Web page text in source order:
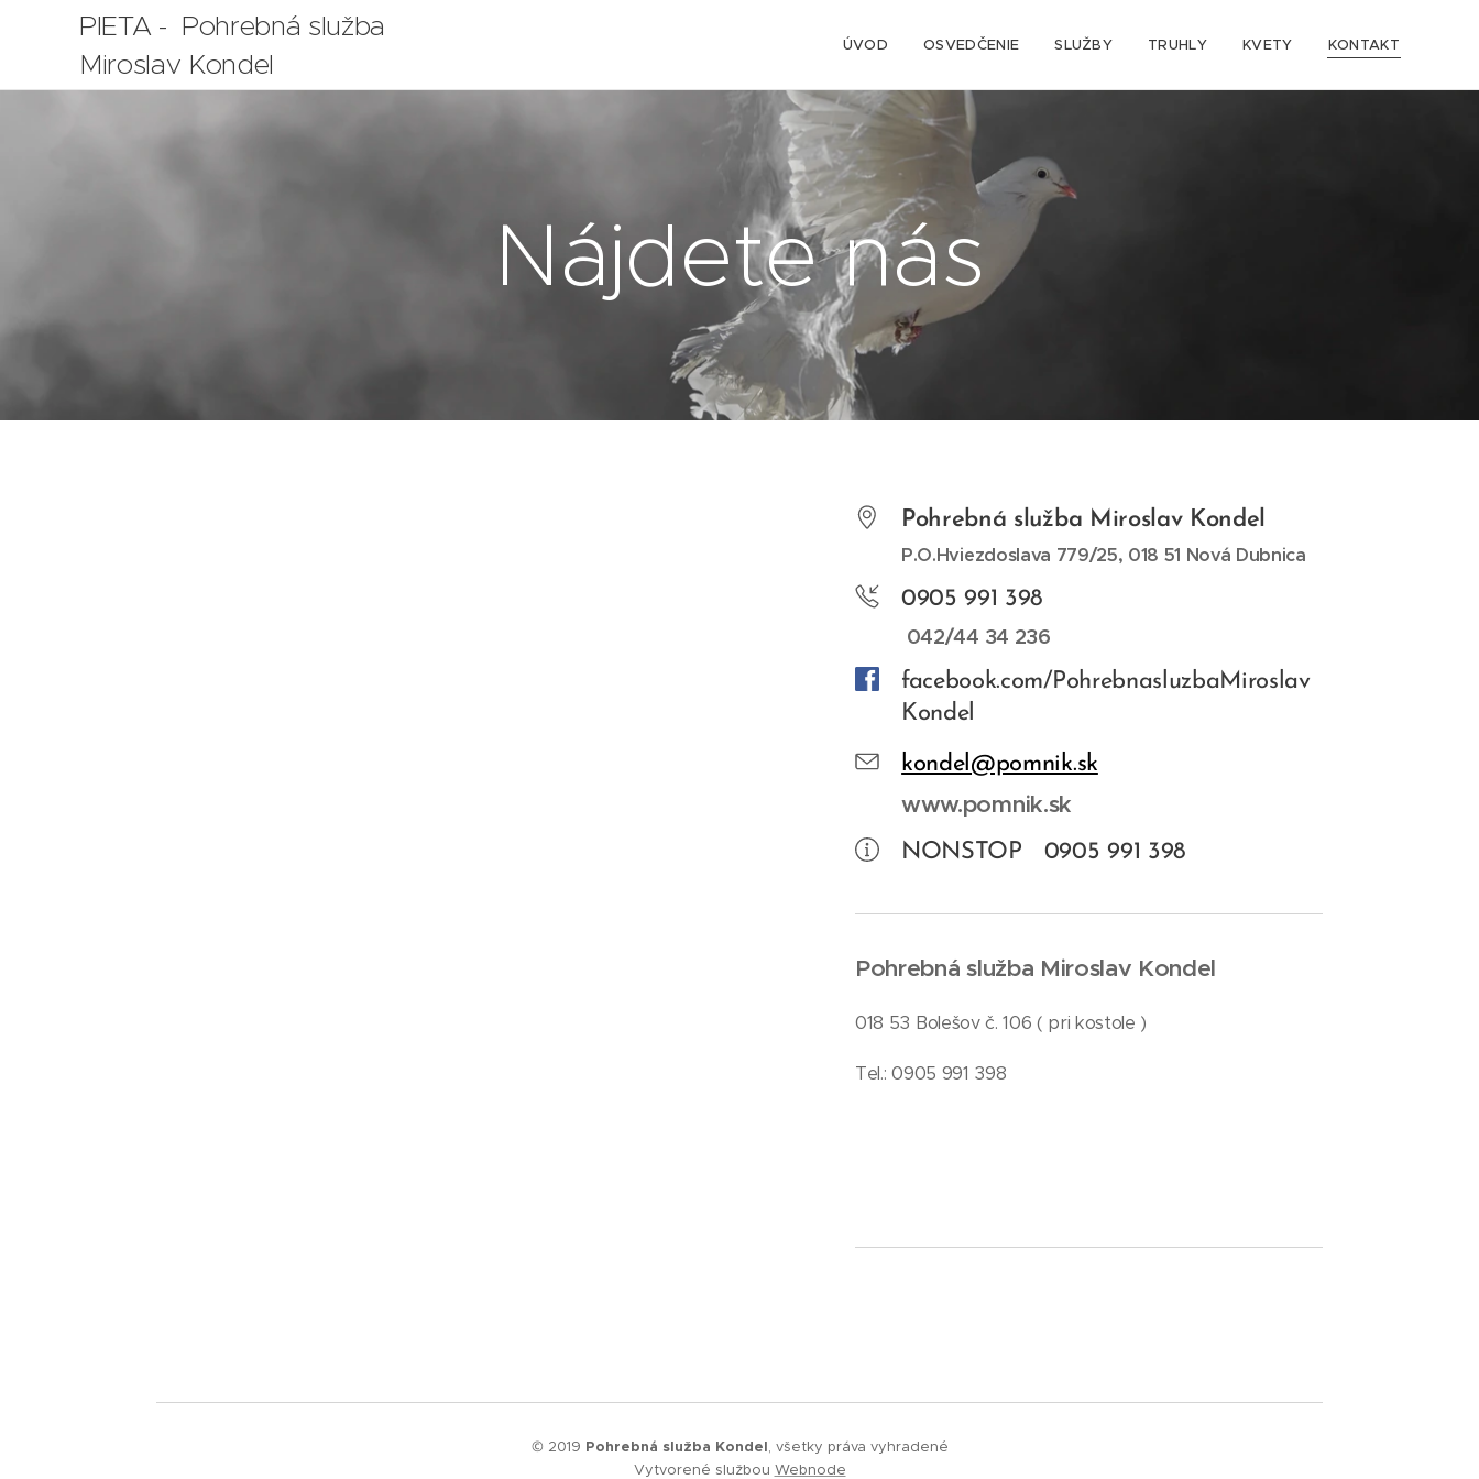
PIETA - Pohrebná služba
Miroslav Kondel
ÚVOD OSVEDČENIE SLUŽBY TRUHLY KVETY KONTAKT
Nájdete nás
Pohrebná služba Miroslav Kondel
P.O.Hviezdoslava 779/25, 018 51 Nová Dubnica
0905 991 398
042/44 34 236
facebook.com/PohrebnasluzbaMiroslav
Kondel
kondel@pomnik.sk
www.pomnik.sk
NONSTOP 0905 991 398
Pohrebná služba Miroslav Kondel
018 53 Bolešov č. 106 ( pri kostole )
Tel.: 0905 991 398
© 2019 Pohrebná služba Kondel, všetky práva vyhradené
Vytvorené službou Webnode